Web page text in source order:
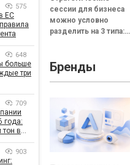
стратегическую
сессию
сессии для бизнеса
можно условно
разделить на 3 типа:
трансформационная.
Неудачная — это
Бренды
575
ЕС
648
больше
три
709
года:
в
903